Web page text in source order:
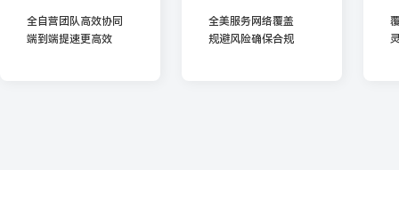
全自营团队高效协同
端到端提速更高效
全美服务网络覆盖
规避风险确保合规